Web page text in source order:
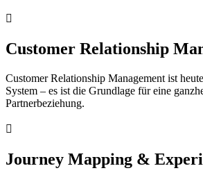

Customer Relationship
Customer Relationship Management ist
System – es ist die Grundlage für eine
Partnerbeziehung.

Journey Mapping &